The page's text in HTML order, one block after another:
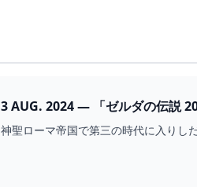
3 AUG. 2024 — 「ゼルダの伝説
神聖ローマ帝国で第三の時代に入り